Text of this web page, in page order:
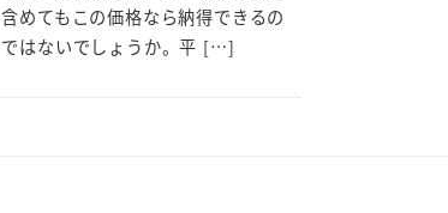
含めてもこの価格なら納得できるの
ではないでしょうか。平 […]